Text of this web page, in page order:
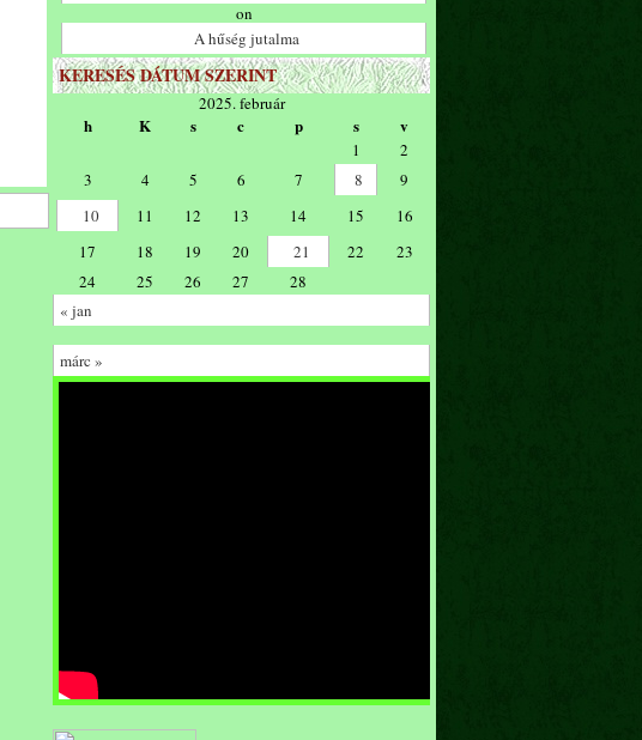
on
A hűség jutalma
KERESÉS DÁTUM SZERINT
2025. február
h K s c p s v
1
2
3
4 5 6 7 8
9
10
11 12 13 14 15
16
17
18 19 20 21 22
23
24
25 26 27
28
« jan
márc »